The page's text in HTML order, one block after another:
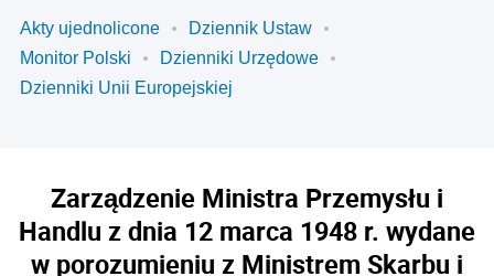
Akty ujednolicone
Dziennik Ustaw
Monitor Polski
Dzienniki Urzędowe
Dzienniki Unii Europejskiej
Zarządzenie Ministra Przemysłu i
Handlu z dnia 12 marca 1948 r. wydane
w porozumieniu z Ministrem Skarbu i